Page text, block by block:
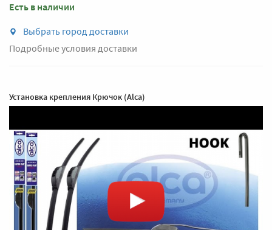
Есть в наличии
Выбрать город доставки
Подробные условия доставки
Установка крепления Крючок (Alca)